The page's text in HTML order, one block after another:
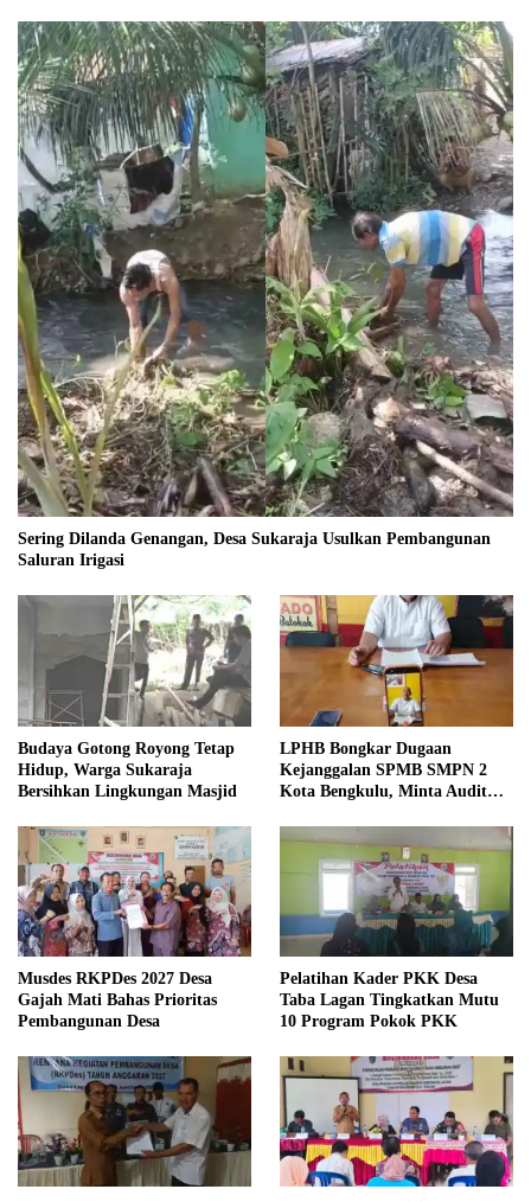
Sering Dilanda Genangan, Desa Sukaraja Usulkan Pembangunan
Saluran Irigasi
Budaya Gotong Royong Tetap
Hidup, Warga Sukaraja
Bersihkan Lingkungan Masjid
LPHB Bongkar Dugaan
Kejanggalan SPMB SMPN 2
Kota Bengkulu, Minta Audit
Musdes RKPDes 2027 Desa
Gajah Mati Bahas Prioritas
Pembangunan Desa
Pelatihan Kader PKK Desa
Taba Lagan Tingkatkan Mutu
10 Program Pokok PKK